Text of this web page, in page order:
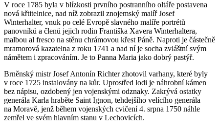
V roce 1785 byla v blízkosti prvního postranního oltáře postavena
nová křtitelnice, nad níž zobrazil znojemský malíř Josef
Winterhalter, vnuk po celé Evropě slavného malíře portrétů
panovníků a členů jejich rodin Františka Xavera Winterhaltera,
malbou al fresco na stěnu chrámovou křest Páně. Naproti je částečně
mramorová kazatelna z roku 1741 a nad ní je socha zvláštní svým
námětem i zpracováním. Je to Panna Maria jako dobrý pastýř.
Brněnský mistr Josef Antonín Richter zhotovil varhany, které byly
v roce 1725 instalovány na kůr. Uprostřed lodi je náhrobní kámen
bez nápisu, ozdobený jen vojenskými odznaky. Zakrývá ostatky
generála Karla hraběte Saint Ignon, tehdejšího velícího generála
na Moravě, jenž během vojenských cvičení 4. srpna 1750 náhle
zemřel ve svém hlavním stanu v Lechovicích.